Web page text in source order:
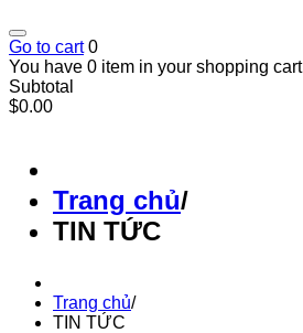
Go to cart 0
You have 0 item in your shopping cart
Subtotal
$0.00
Trang chủ/
TIN TỨC
Trang chủ/
TIN TỨC